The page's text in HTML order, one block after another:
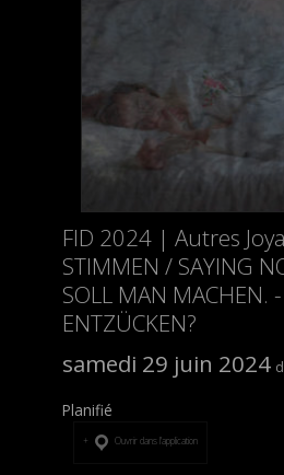
FID 2024 | Autres
STIMMEN / SAYING
SOLL MAN MACHEN.
ENTZÜCKEN?
samedi 29 juin 2024
Planifié
Ouvrir dans l’application